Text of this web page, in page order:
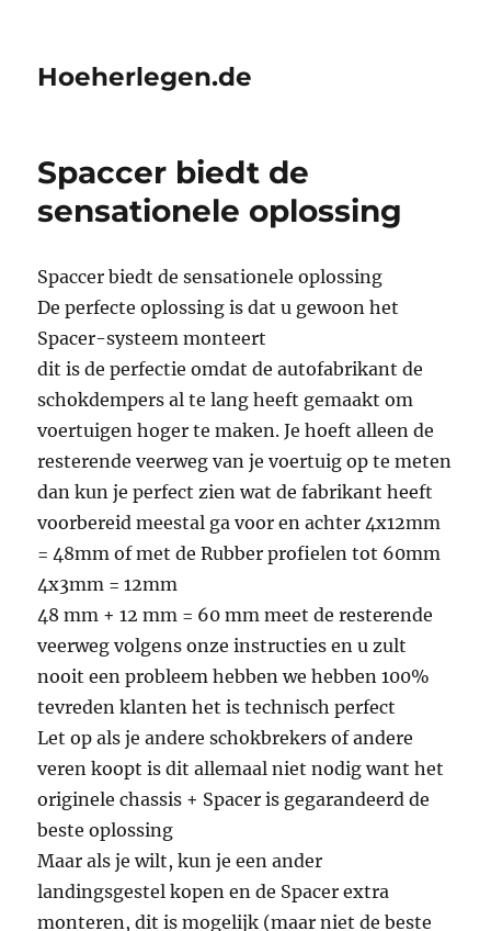
Hoeherlegen.de
Spaccer biedt de
sensationele oplossing
Spaccer biedt de sensationele oplossing
De perfecte oplossing is dat u gewoon het
Spacer-systeem monteert
dit is de perfectie omdat de autofabrikant de
schokdempers al te lang heeft gemaakt om
voertuigen hoger te maken. Je hoeft alleen de
resterende veerweg van je voertuig op te meten
dan kun je perfect zien wat de fabrikant heeft
voorbereid meestal ga voor en achter 4x12mm
= 48mm of met de Rubber profielen tot 60mm
4x3mm = 12mm
48 mm + 12 mm = 60 mm meet de resterende
veerweg volgens onze instructies en u zult
nooit een probleem hebben we hebben 100%
tevreden klanten het is technisch perfect
Let op als je andere schokbrekers of andere
veren koopt is dit allemaal niet nodig want het
originele chassis + Spacer is gegarandeerd de
beste oplossing
Maar als je wilt, kun je een ander
landingsgestel kopen en de Spacer extra
monteren, dit is mogelijk (maar niet de beste